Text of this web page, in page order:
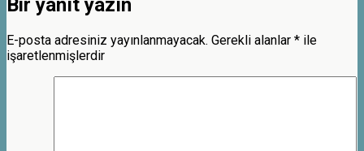
Bir yanıt yazın
E-posta adresiniz yayınlanmayacak. Gerekli alanlar * ile
işaretlenmişlerdir